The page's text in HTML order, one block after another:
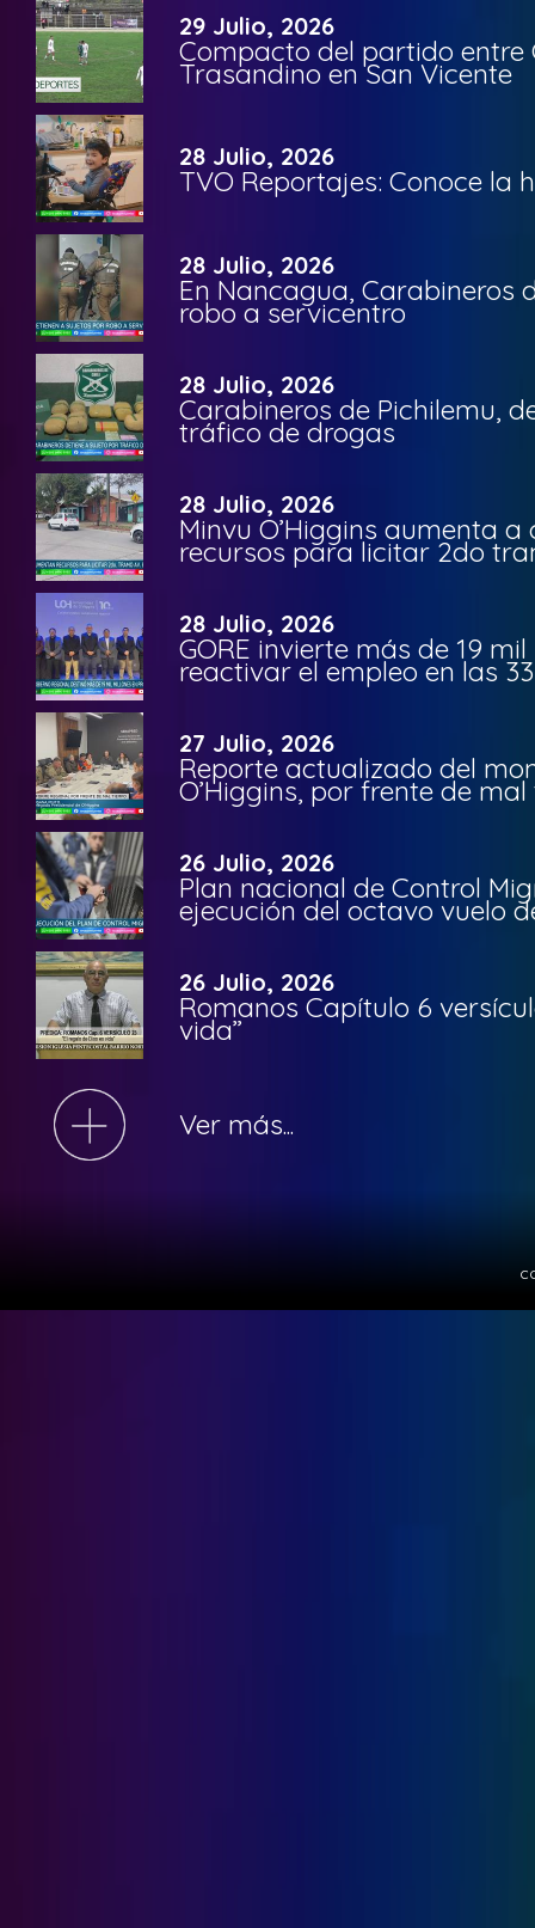
29 Julio, 2026
Compacto del partido entre
Trasandino en San Vicente
28 Julio, 2026
TVO Reportajes: Conoce la
28 Julio, 2026
En Nancagua, Carabineros
robo a servicentro
28 Julio, 2026
Carabineros de Pichilemu,
tráfico de drogas
28 Julio, 2026
Minvu O’Higgins aumenta a
recursos para licitar 2do
28 Julio, 2026
GORE invierte más de 19
reactivar el empleo en las
27 Julio, 2026
Reporte actualizado del
O’Higgins, por frente de
26 Julio, 2026
Plan nacional de Control
ejecución del octavo vuelo
26 Julio, 2026
Romanos Capítulo 6
vida”
Ver más...